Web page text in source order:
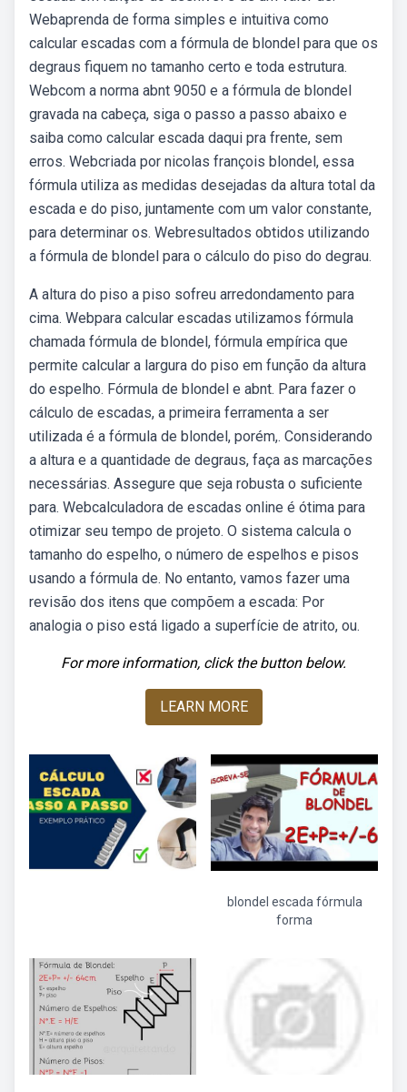
Webaprenda de forma simples e intuitiva como
calcular escadas com a fórmula de blondel para que os
degraus fiquem no tamanho certo e toda estrutura.
Webcom a norma abnt 9050 e a fórmula de blondel
gravada na cabeça, siga o passo a passo abaixo e
saiba como calcular escada daqui pra frente, sem
erros. Webcriada por nicolas françois blondel, essa
fórmula utiliza as medidas desejadas da altura total da
escada e do piso, juntamente com um valor constante,
para determinar os. Webresultados obtidos utilizando
a fórmula de blondel para o cálculo do piso do degrau.
A altura do piso a piso sofreu arredondamento para
cima. Webpara calcular escadas utilizamos fórmula
chamada fórmula de blondel, fórmula empírica que
permite calcular a largura do piso em função da altura
do espelho. Fórmula de blondel e abnt. Para fazer o
cálculo de escadas, a primeira ferramenta a ser
utilizada é a fórmula de blondel, porém,. Considerando
a altura e a quantidade de degraus, faça as marcações
necessárias. Assegure que seja robusta o suficiente
para. Webcalculadora de escadas online é ótima para
otimizar seu tempo de projeto. O sistema calcula o
tamanho do espelho, o número de espelhos e pisos
usando a fórmula de. No entanto, vamos fazer uma
revisão dos itens que compõem a escada: Por
analogia o piso está ligado a superfície de atrito, ou.
For more information, click the button below.
LEARN MORE
blondel escada fórmula
forma